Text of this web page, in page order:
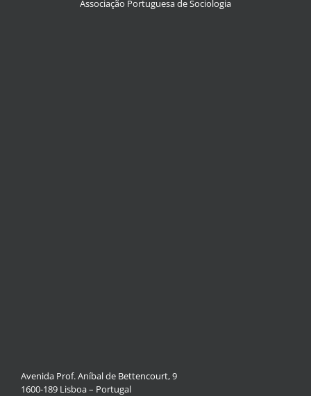
Associação Portuguesa de Sociologia
Avenida Prof. Aníbal de Bettencourt, 9
1600-189 Lisboa – Portugal